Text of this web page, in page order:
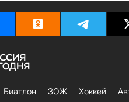
Биатлон ЗОЖ Хоккей